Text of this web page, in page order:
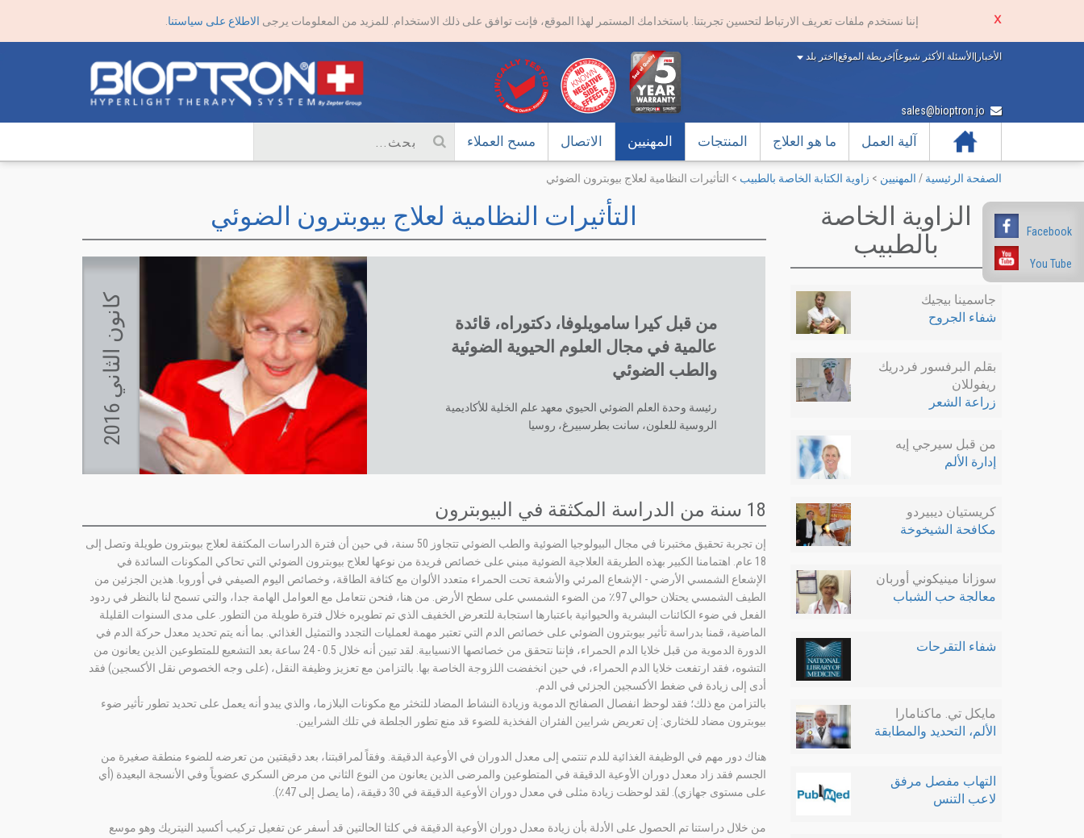
إننا نستخدم ملفات تعريف الارتباط لتحسين تجربتنا. باستخدامك المستمر لهذا الموقع، فإنت توافق على ذلك الاستخدام. للمزيد من المعلومات يرجى الاطلاع على سياستنا
Facebook
You Tube
|خريطة الموقع|الأسئلة الأكثر شيوعاً| الأخبار اختر بلد
الرئيسية آلية العمل ما هو العلاج المنتجات المهنيين الاتصال مسح العملاء
الصفحة الرئيسية / المهنيين > زاوية الكتابة الخاصة بالطبيب > التأثيرات النظامية لعلاج بيوبترون الضوئي
التأثيرات النظامية لعلاج بيوبترون الضوئي
ك
ا
ن
و
ن
ا
ل
ث
ا
ن
ي
2
0
1
6
من قبل كيرا سامويلوفا، دكتوراه، قائدة
عالمية في مجال العلوم الحيوية الضوئية
والطب الضوئي
رئيسة وحدة العلم الضوئي الحيوي معهد علم الخلية للأكاديمية
الروسية للعلون، سانت بطرسبيرغ، روسيا
18 سنة من الدراسة المكثقة في البيوبترون
إن تجربة تحقيق مختبرنا في مجال البيولوجيا الضوئية والطب الضوئي تتجاوز 50 سنة، في حين أن فترة الدراسات المكثفة لعلاج بيوبترون طويلة وتصل إلى
18 عام. اهتمامنا الكبير بهذه الطريقة العلاجية الضوئية مبني على خصائص فريدة من نوعها لعلاج بيوبترون الضوئي التي تحاكي المكونات السائدة في
الإشعاع الشمسي الأرضي - الإشعاع المرئي والأشعة تحت الحمراء متعدد الألوان مع كثافة الطاقة، وخصائص اليوم الصيفي في أوروبا. هذين الجزئين من
الطيف الشمسي يحتلان حوالي 97٪ من الضوء الشمسي على سطح الأرض. من هنا، فنحن نتعامل مع العوامل الهامة جدا، والتي تسمح لنا بالنظر في ردود
الفعل في ضوء الكائنات البشرية والحيوانية باعتبارها استجابة للتعرض الخفيف الذي تم تطويره خلال فترة طويلة من التطور. على مدى السنوات القليلة
الماضية، قمنا بدراسة تأثير بيوبترون الضوئي على خصائص الدم التي تعتبر مهمة لعمليات التجدد والتمثيل الغذائي. بما أنه يتم تحديد معدل حركة الدم في
الدورة الدموية من قبل خلايا الدم الحمراء، فإننا نتحقق من خصائصها الانسيابية. لقد تبين أنه خلال 0.5 - 24 ساعة بعد التشعيع للمتطوعين الذين يعانون من
التشوه، فقد ارتفعت خلايا الدم الحمراء، في حين انخفضت اللزوجة الخاصة بها. بالتزامن مع تعزيز وظيفة النقل، (على وجه الخصوص نقل الأكسجين) فقد
أدى إلى زيادة في ضغط الأكسجين الجزئي في الدم.
بالتزامن مع ذلك؛ فقد لوحظ انفصال الصفائح الدموية وزيادة النشاط المضاد للتخثر مع مكونات البلازما، والذي يبدو أنه يعمل على تحديد تطور تأثير ضوء
بيوبترون مضاد للخثاري: إن تعريض شرايين الفئران الفخذية للضوء قد منع تطور الجلطة في تلك الشرايين.
هناك دور مهم في الوظيفة الغذائية للدم تنتمي إلى معدل الدوران في الأوعية الدقيقة. وفقاً لمراقبتنا، بعد دقيقتين من تعرضه للضوء منطقة صغيرة من
الجسم فقد زاد معدل دوران الأوعية الدقيقة في المتطوعين والمرضى الذين يعانون من النوع الثاني من مرض السكري عضوياً وفي الأنسجة البعيدة (أي
على مستوى جهازي). لقد لوحظت زيادة مثلى في معدل دوران الأوعية الدقيقة في 30 دقيقة، (ما يصل إلى 47٪).
من خلال دراستنا تم الحصول على الأدلة بأن زيادة معدل دوران الأوعية الدقيقة في كلتا الحالتين قد أسفر عن تفعيل تركيب أكسيد النيتريك وهو موسع
الزاوية الخاصة
بالطبيب
جاسمينا بيجيك
شفاء الجروح
بقلم البرفسور فردريك
ريفوللان
زراعة الشعر
من قبل سيرجي إيه
إدارة الألم
كريستيان ديبيردو
مكافحة الشيخوخة
سوزانا مينيكوني أوربان
معالجة حب الشباب
شفاء التقرحات
مايكل تي. ماكنامارا
الألم، التحديد والمطابقة
التهاب مفصل مرفق
لاعب التنس